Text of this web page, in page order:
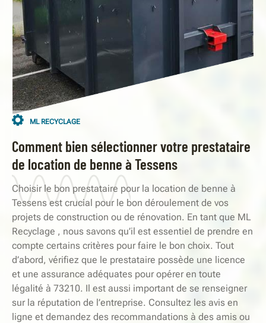
ML RECYCLAGE
Comment bien sélectionner votre prestataire
de location de benne à Tessens
Choisir le bon prestataire pour la location de benne à
Tessens est crucial pour le bon déroulement de vos
projets de construction ou de rénovation. En tant que ML
Recyclage , nous savons qu’il est essentiel de prendre en
compte certains critères pour faire le bon choix. Tout
d’abord, vérifiez que le prestataire possède une licence
et une assurance adéquates pour opérer en toute
légalité à 73210. Il est aussi important de se renseigner
sur la réputation de l’entreprise. Consultez les avis en
ligne et demandez des recommandations à des amis ou